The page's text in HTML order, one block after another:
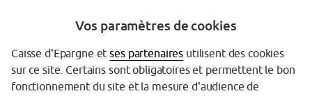
Vos paramètres de cookies
Caisse d'Epargne etses partenaires utilisent des cookies
sur ce site. Certains sont obligatoires et permettent le bon
fonctionnement du site et la mesure d'audience de